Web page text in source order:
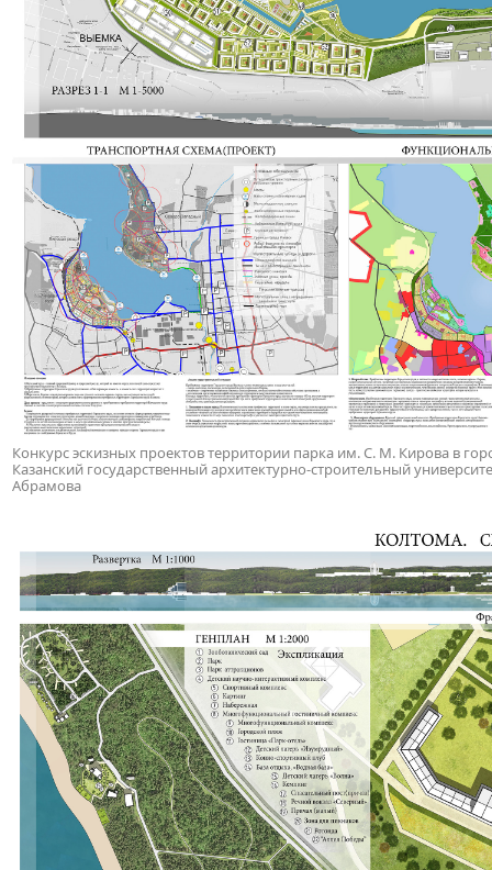
Конкурс эскизных проектов территории парка им. С. М. Кирова в
Казанский государственный архитектурно-строительный
Абрамова